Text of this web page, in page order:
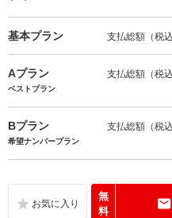
基本プラン 支払総額（税
Aプラン 支払総額（税
ベストプラン
Bプラン 支払総額（税
希望ナンバープラン
無
料